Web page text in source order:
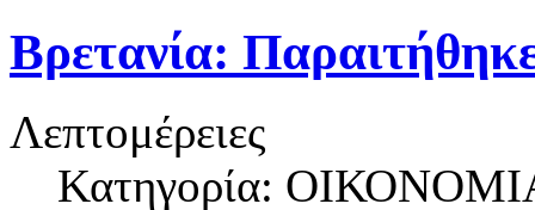
Βρετανία:
Λεπτομέρειες
Κατηγορία: